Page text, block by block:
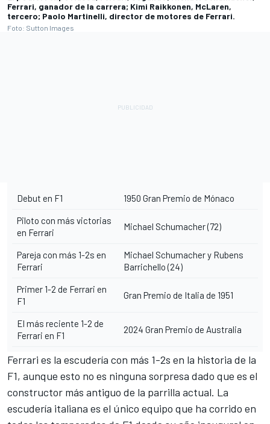
Ferrari, ganador de la carrera; Kimi Raikkonen, McLaren,
tercero; Paolo Martinelli, director de motores de Ferrari.
Foto: Sutton Images
Debut en F1 1950 Gran Premio de Mónaco
Piloto con más victorias
en Ferrari
Michael Schumacher(72)
Pareja con más 1-2s en
Ferrari
Michael Schumacher y Rubens
Barrichello(24)
Primer 1-2 de Ferrari en
F1
Gran Premio de Italia de 1951
El más reciente 1-2 de
Ferrari en F1
2024 Gran Premio de Australia
Ferrari es la escudería con más 1-2s en la historia de la
F1, aunque esto no es ninguna sorpresa dado que es el
constructor más antiguo de la parrilla actual. La
escudería italiana es el único equipo que ha corrido en